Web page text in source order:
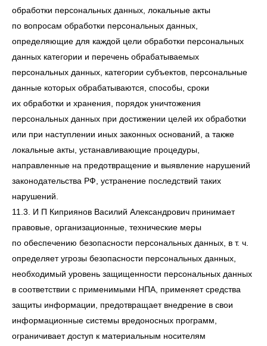
обработки персональных данных, локальные акты
по вопросам обработки персональных данных,
определяющие для каждой цели обработки персональных
данных категории и перечень обрабатываемых
персональных данных, категории субъектов, персональные
данные которых обрабатываются, способы, сроки
их обработки и хранения, порядок уничтожения
персональных данных при достижении целей их обработки
или при наступлении иных законных оснований, а также
локальные акты, устанавливающие процедуры,
направленные на предотвращение и выявление нарушений
законодательства РФ, устранение последствий таких
нарушений.
11.3. И П Киприянов Василий Александрович принимает
правовые, организационные, технические меры
по обеспечению безопасности персональных данных, в т. ч.
определяет угрозы безопасности персональных данных,
необходимый уровень защищенности персональных данных
в соответствии с применимыми НПА, применяет средства
защиты информации, предотвращает внедрение в свои
информационные системы вредоносных программ,
ограничивает доступ к материальным носителям